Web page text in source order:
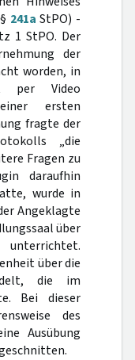
241a StPO) -
1 StPO. Der
der
worden, in
per Video
ersten
fragte der
„die
Fragen zu
daraufhin
wurde in
Angeklagte
über
über die
die im
Bei dieser
des
Ausübung